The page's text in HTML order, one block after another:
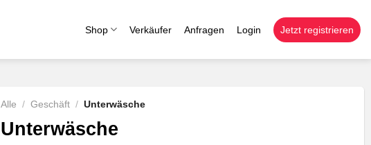
Shop Verkäufer Anfragen Login Jetzt registrieren
Alle / Geschäft / Unterwäsche
Unterwäsche